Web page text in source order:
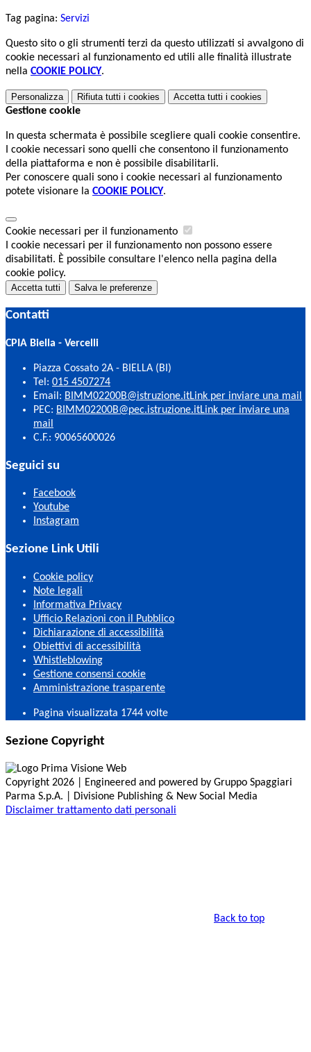
Tag pagina: Servizi
Questo sito o gli strumenti terzi da questo utilizzati si avvalgono di
cookie necessari al funzionamento ed utili alle finalità illustrate
nella COOKIE POLICY.
Personalizza Rifiuta tutti i cookies Accetta tutti i cookies
Gestione cookie
In questa schermata è possibile scegliere quali cookie consentire.
I cookie necessari sono quelli che consentono il funzionamento
della piattaforma e non è possibile disabilitarli.
Per conoscere quali sono i cookie necessari al funzionamento
potete visionare la COOKIE POLICY.
Cookie necessari per il funzionamento
I cookie necessari per il funzionamento non possono essere
disabilitati. È possibile consultare l'elenco nella pagina della
cookie policy.
Accetta tutti Salva le preferenze
Contatti
CPIA Biella - Vercelli
Piazza Cossato 2A - BIELLA (BI)
Tel: 015 4507274
Email: BIMM02200B@istruzione.itLink per inviare una mail
PEC: BIMM02200B@pec.istruzione.itLink per inviare una
mail
C.F.: 90065600026
Seguici su
Facebook
Youtube
Instagram
Sezione Link Utili
Cookie policy
Note legali
Informativa Privacy
Ufficio Relazioni con il Pubblico
Dichiarazione di accessibilità
Obiettivi di accessibilità
Whistleblowing
Gestione consensi cookie
Amministrazione trasparente
Pagina visualizzata 1744 volte
Sezione Copyright
Copyright 2026 | Engineered and powered by Gruppo Spaggiari
Parma S.p.A. | Divisione Publishing & New Social Media
Disclaimer trattamento dati personali
Back to top